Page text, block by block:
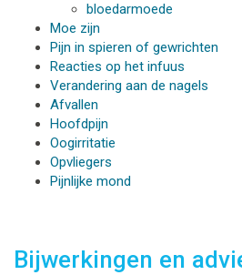
bloedarmoede
Moe zijn
Pijn in spieren of gewrichten
Reacties op het infuus
Verandering aan de nagels
Afvallen
Hoofdpijn
Oogirritatie
Opvliegers
Pijnlijke mond
Bijwerkingen en